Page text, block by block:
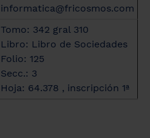
informatica@fricosmos.com
Tomo: 342 gral 310
Libro: Libro de Sociedades
Folio: 125
Secc.: 3
Hoja: 64.378 , inscripción 1ª